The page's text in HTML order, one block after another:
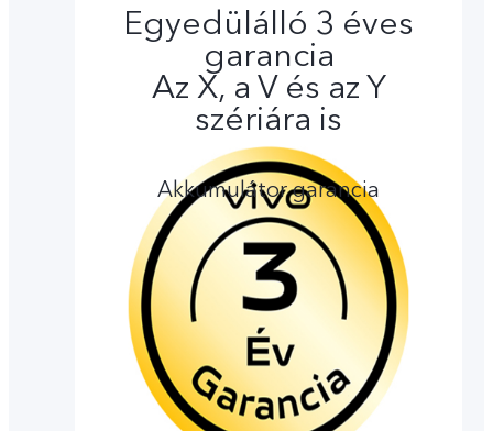
Egyedülálló 3 éves
garancia
Az X, a V és az Y
szériára is
Akkumulátor garancia